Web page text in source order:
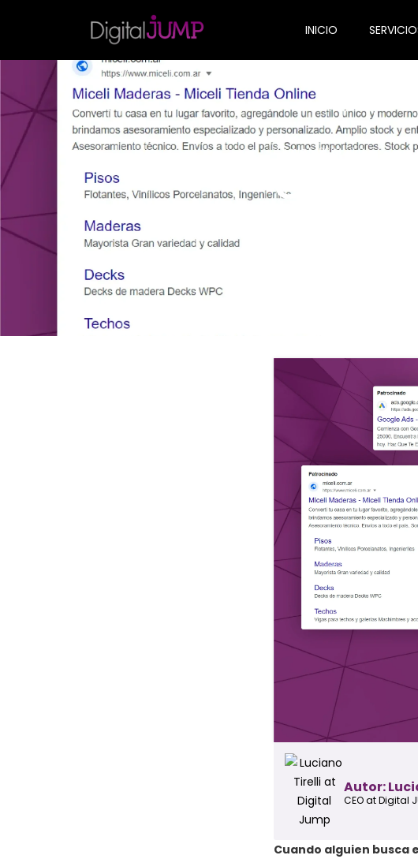
INICIO
junio 5, 2023 0
Google
estar?
Autor:
CEO at Digital
Cuando alguien busca